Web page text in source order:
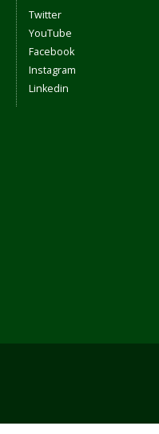
Twitter
YouTube
Facebook
Instagram
Linkedin